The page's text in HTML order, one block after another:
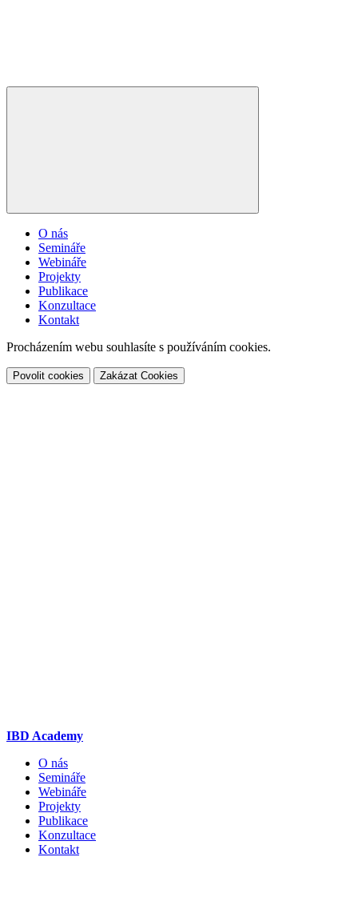
O nás
Semináře
Webináře
Projekty
Publikace
Konzultace
Kontakt
Procházením webu souhlasíte s používáním cookies.
Povolit cookies Zakázat Cookies
IBD Academy
O nás
Semináře
Webináře
Projekty
Publikace
Konzultace
Kontakt